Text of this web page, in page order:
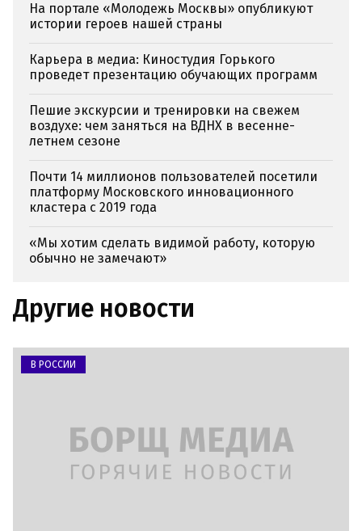
На портале «Молодежь Москвы» опубликуют
истории героев нашей страны
Карьера в медиа: Киностудия Горького
проведет презентацию обучающих программ
Пешие экскурсии и тренировки на свежем
воздухе: чем заняться на ВДНХ в весенне-
летнем сезоне
Почти 14 миллионов пользователей посетили
платформу Московского инновационного
кластера с 2019 года
«Мы хотим сделать видимой работу, которую
обычно не замечают»
Другие новости
В РОССИИ